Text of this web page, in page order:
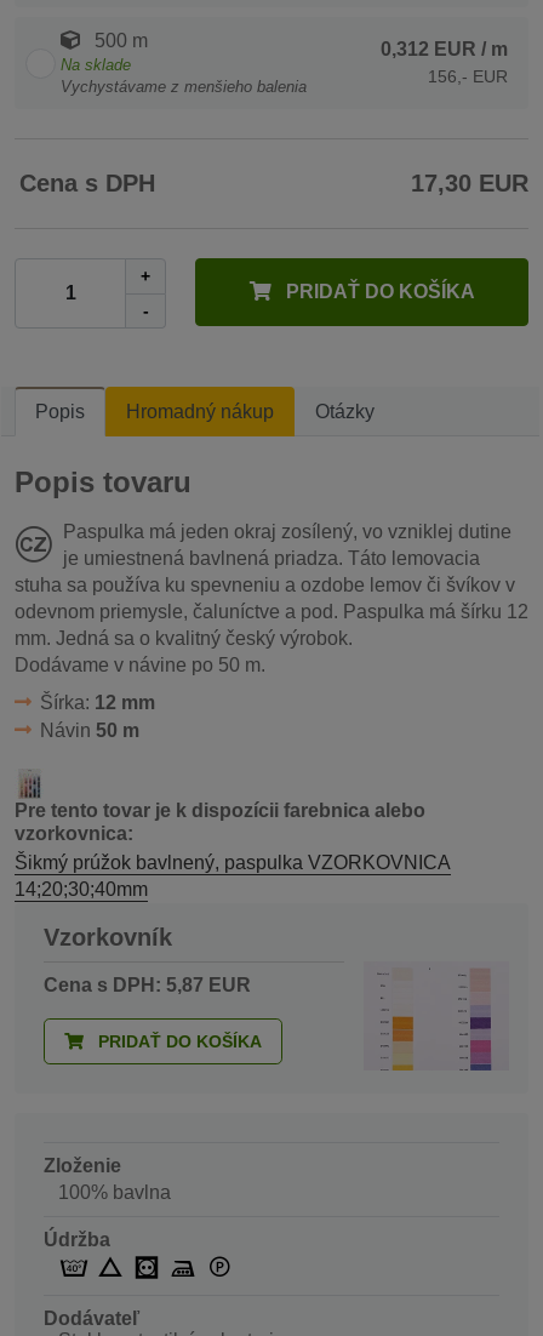
500 m
Na sklade
Vychystávame z menšieho balenia
0,312 EUR / m
156,- EUR
Cena s DPH 17,30 EUR
+
-
PRIDAŤ DO KOŠÍKA
Popis Hromadný nákup Otázky
Popis tovaru
Paspulka má jeden okraj zosílený, vo vzniklej dutine
je umiestnená bavlnená priadza. Táto lemovacia
stuha sa používa ku spevneniu a ozdobe lemov či švíkov v
odevnom priemysle, čaluníctve a pod. Paspulka má šírku 12
mm. Jedná sa o kvalitný český výrobok.
Dodávame v návine po 50 m.
Šírka: 12 mm
Návin 50 m
Pre tento tovar je k dispozícii farebnica alebo
vzorkovnica:
Šikmý prúžok bavlnený, paspulka VZORKOVNICA
14;20;30;40mm
Vzorkovník
Cena s DPH: 5,87 EUR
PRIDAŤ DO KOŠÍKA
Zloženie
100% bavlna
Údržba
Dodávateľ